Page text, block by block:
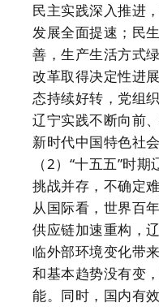
民主实践深入推进
发展全面提速；民
善，生产生活方式
改革取得决定性进
态持续好转，党组
辽宁实践不断向前
新时代中国特色社
（2）“十五五”时
挑战并存，不确定
从国际看，世界百
供应链加速重构，
临外部环境变化带
和基本趋势没有变
能。同时，国内有